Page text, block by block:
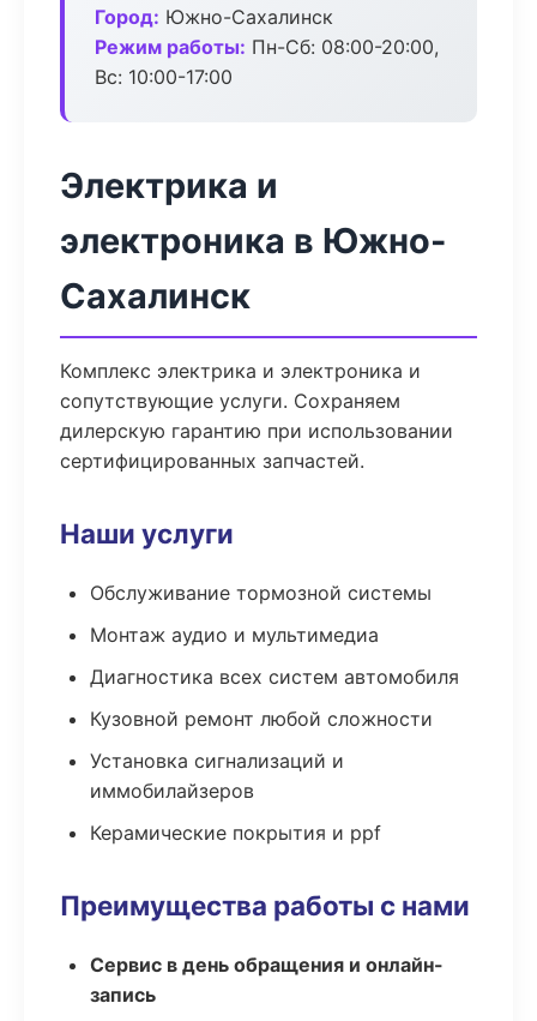
Город: Южно-Сахалинск
Режим работы: Пн-Сб: 08:00-20:00,
Вс: 10:00-17:00
Электрика и
электроника в Южно-
Сахалинск
Комплекс электрика и электроника и
сопутствующие услуги. Сохраняем
дилерскую гарантию при использовании
сертифицированных запчастей.
Наши услуги
Обслуживание тормозной системы
Монтаж аудио и мультимедиа
Диагностика всех систем автомобиля
Кузовной ремонт любой сложности
Установка сигнализаций и
иммобилайзеров
Керамические покрытия и ppf
Преимущества работы с нами
Сервис в день обращения и онлайн-
запись